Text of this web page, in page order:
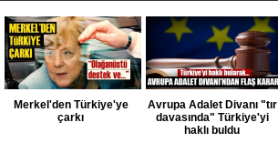
Merkel'den Türkiye'ye
çarkı
Avrupa Adalet Divanı "tır
davasında" Türkiye'yi
haklı buldu